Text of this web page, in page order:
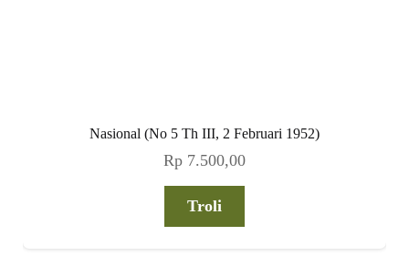
Nasional (No 5 Th III, 2 Februari 1952)
Rp 7.500,00
Troli